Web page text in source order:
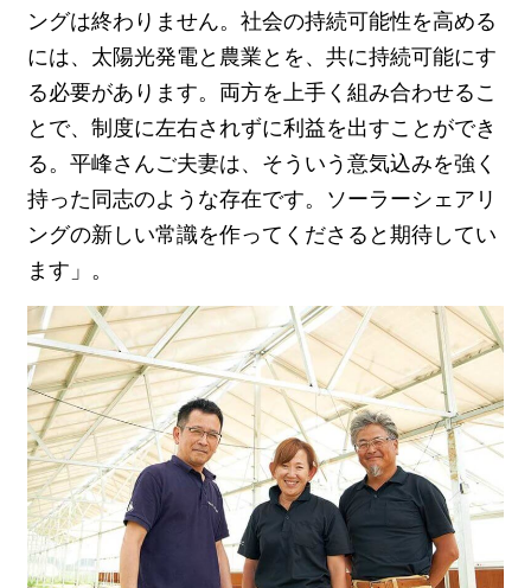
ングは終わりません。社会の持続可能性を高める
には、太陽光発電と農業とを、共に持続可能にす
る必要があります。両方を上手く組み合わせるこ
とで、制度に左右されずに利益を出すことができ
る。平峰さんご夫妻は、そういう意気込みを強く
持った同志のような存在です。ソーラーシェアリ
ングの新しい常識を作ってくださると期待してい
ます」。